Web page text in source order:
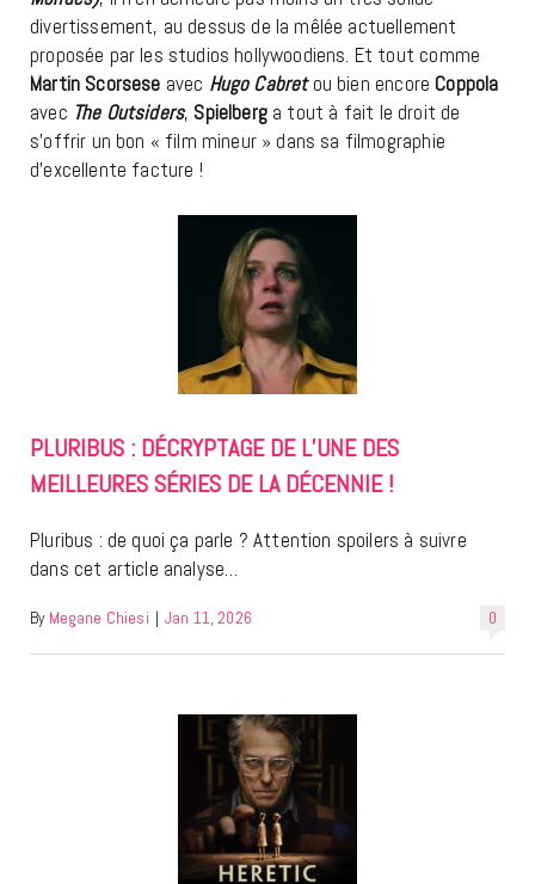
divertissement, au dessus de la mêlée actuellement
proposée par les studios hollywoodiens. Et tout comme
Martin Scorsese avec Hugo Cabretou bien encore Coppola
avec The Outsiders, Spielberga tout à fait le droit de
s’offrir un bon « film mineur » dans sa filmographie
d’excellente facture !
PLURIBUS : DÉCRYPTAGE DE L’UNE DES
MEILLEURES SÉRIES DE LA DÉCENNIE !
Pluribus : de quoi ça parle ? Attention spoilers à suivre
dans cet article analyse…
0
By Megane Chiesi | Jan 11, 2026